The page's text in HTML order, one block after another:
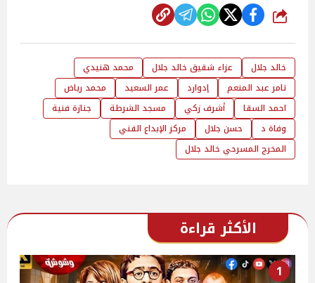
شارك
خالد جلال عزاء شقيق خالد جلال
محمد هنيدي
تامر عبد المنعم
إدوارد عمر السعيد
محمد رياض
احمد السقا
أشرف زكي مسجد الشرطة
جنازة فنية
وفاة د
حسن جلال
مركز الإبداع الفني
المخرج المسرحي خالد جلال
الأكثر قراءة
1